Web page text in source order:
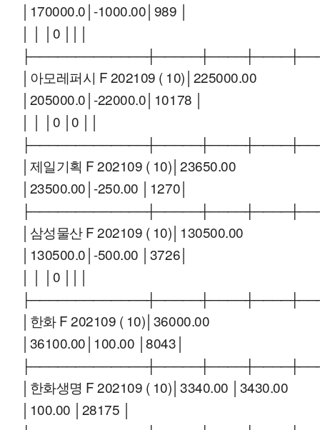
│170000.0│-1000.00│989 │
│ │ │0 │││
│아모레퍼시 F 202109 ( 10)│225000.00
│205000.0│-22000.0│10178 │
│ │ │0 │0 ││
│제일기획 F 202109 ( 10)│23650.00
│23500.00│-250.00 │1270│
│삼성물산 F 202109 ( 10)│130500.00
│130500.0│-500.00 │3726│
│ │ │0 │││
│한화 F 202109 ( 10)│36000.00
│36100.00│100.00 │8043│
│한화생명 F 202109 ( 10)│3340.00 │3430.00
│100.00 │28175 │